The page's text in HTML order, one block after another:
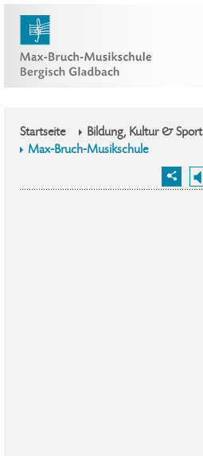
Startseite
Bildung, Kultur & Sport
Max-Bruch-Musikschule